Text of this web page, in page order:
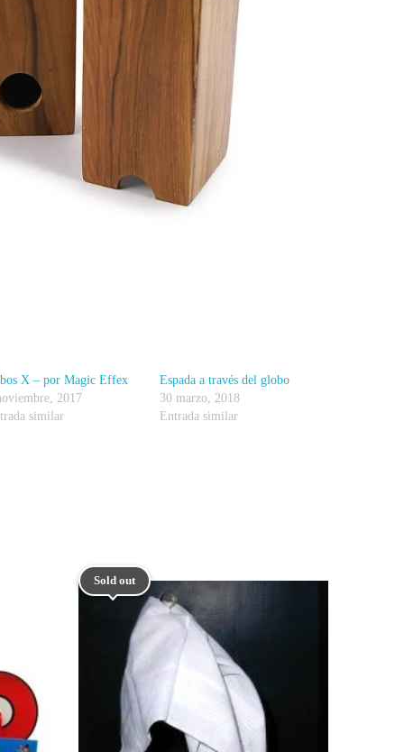
X – por Magic Effex
2017
similar
Espada a través del globo
30 marzo, 2018
Entrada similar
Sold out